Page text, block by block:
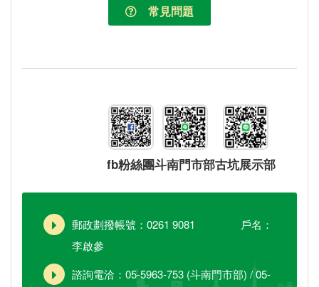
常見問題
fb粉絲團斗南門市部古坑展示部
郵政劃撥帳號：0261 9081 戶名：
李啟參
諮詢電洽：05-5963-753 (斗南門市部) / 05-